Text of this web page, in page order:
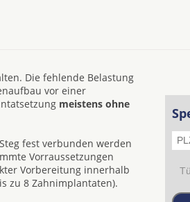
Die fehlende Belastung
vor einer
meistens ohne
fest verbunden werden
Vorraussetzungen
Vorbereitung innerhalb
zu 8 Zahnimplantaten).